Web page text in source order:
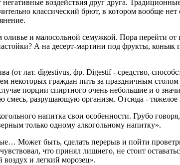
воздействия друг друга.
классический брют, в котором вообще
и малосольной семужкой. Пора перейти
А на десерт-мартини под фрукты, коньяк
(от лат. digestivus, фр. Digestif - средство,
некоторых граждан пить за праздничным
порции спиртного очень небольшие и о
смесь, разрушающую организм. Отсюда -
напитка свои особенности. Грубо
только одному алкогольному напитку».
Может быть, сделать перерыв и пойти
что принял лишнего, не стоит
воздух и легкий морозец».